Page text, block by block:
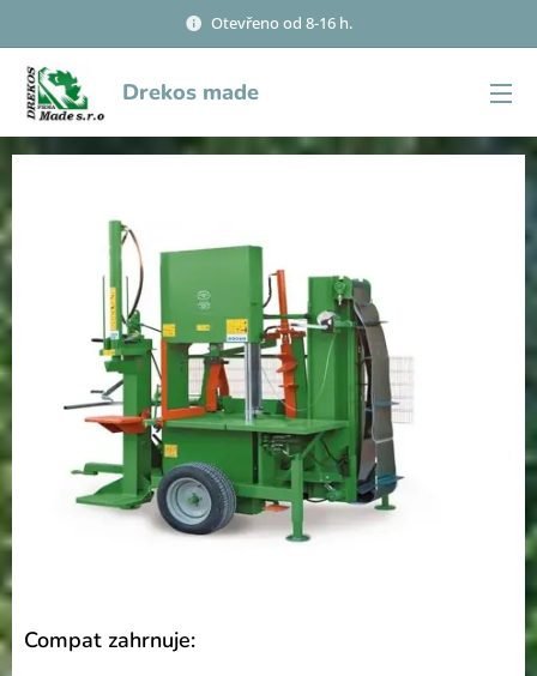
Otevřeno od 8-16 h.
Drekos made
Compat zahrnuje: